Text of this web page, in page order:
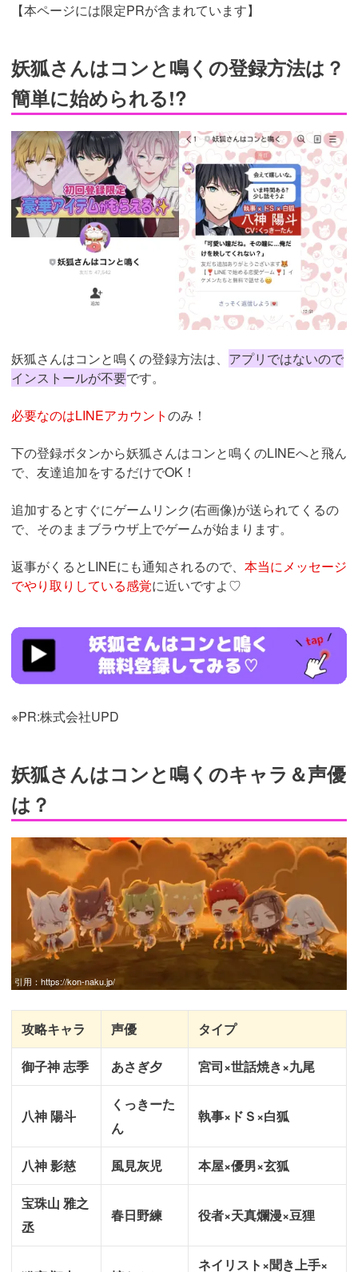
【本ページには限定PRが含まれています】
妖狐さんはコンと鳴くの登録方法は？
簡単に始められる!?
https://fam-
ad.com/ad/p/r?
_site=67781&_article=32034
妖狐さんはコンと鳴くの登録方法は、 アプリではないので
インストールが不要です。
必要なのはLINEアカウントのみ！
下の登録ボタンから妖狐さんはコンと鳴くのLINEへと飛ん
で、友達追加をするだけでOK！
追加するとすぐにゲームリンク(右画像)が送られてくるの
で、そのままブラウザ上でゲームが始まります。
返事がくるとLINEにも通知されるので、 本当にメッセージ
でやり取りしている感覚に近いですよ♡
https://konnaku.jp/lp/top/
※PR:株式会社UPD
妖狐さんはコンと鳴くのキャラ＆声優
は？
引用： https://kon-naku.jp/
攻略キャラ 声優 タイプ
御子神 志季 あさぎ夕 宮司×世話焼き×九尾
八神 陽斗
くっきーた
ん
執事×ドＳ×白狐
八神 影慈 風見灰児 本屋×優男×玄狐
宝珠山 雅之
丞
春日野練 役者×天真爛漫×豆狸
ネイリスト×聞き上手×